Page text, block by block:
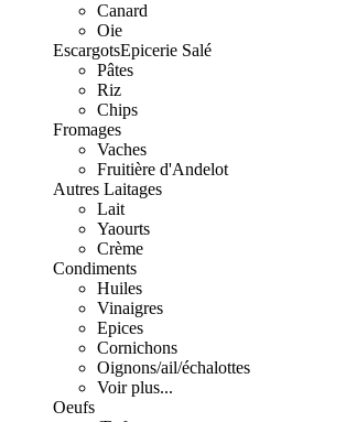
Canard
Oie
EscargotsEpicerie Salé
Pâtes
Riz
Chips
Fromages
Vaches
Fruitière d'Andelot
Autres Laitages
Lait
Yaourts
Crème
Condiments
Huiles
Vinaigres
Epices
Cornichons
Oignons/ail/échalottes
Voir plus...
Oeufs